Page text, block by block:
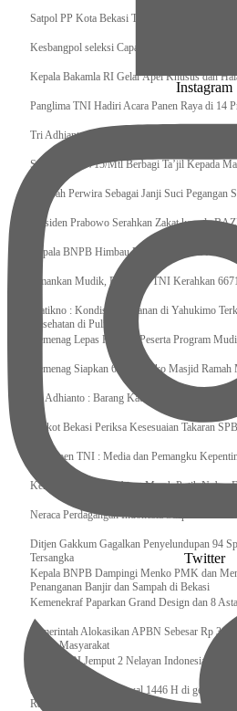
Satpol PP Kota Bekasi Tertibkan PPKS
Kesbangpol seleksi Capaska 736 Siswa/i se-
Kepala Bakamla RI Gelar Apel Khusus dan
Panglima TNI Hadiri Acara Panen Raya di 14
Tri Adhianto : Kota Bekasi Bisa
Satgas Yonif 715/Mtl Berbagi Ta’jil Kepada
Sumpah Perwira Sebagai Janji Suci Pegangan
Presiden Prabowo Serahkan Zakat kepada
Kepala BNPB Himbau Pemda Waspada
Amankan Mudik, Panglima TNI Kerahkan
Pratikno : Kondisi Keamanan di Yahukimo
Kesehatan di Pulihkan
Kemenag Lepas Ratusan Peserta Program
Kemenag Siapkan 6.180 Posko Masjid
Tri Adhianto : Barang Kadaluarsa Segera di
Walkot Bekasi Periksa Kesesuaian Takaran
Kapuspen TNI : Media dan Pemangku
Kemenekraf Ajak Kabinet Merah Putih Nobar
Neraca Perdagangan Indonesia Surplus 58
Ditjen Gakkum Gagalkan Penyelundupan 94
Tersangka
Kepala BNPB Dampingi Menko PMK dan
Penanganan Banjir dan Sampah di Bekasi
Kemenekraf Paparkan Grand Design dan 8
Pemerintah Alokasikan APBN Sebesar Rp 3,4
Gratis Masyarakat
Bakamla RI Jemput 2 Nelayan Indonesia di
Sidang Isbat Awal Syawal 1446 H di gelar oleh
Ramadan
Instagram
Twitter